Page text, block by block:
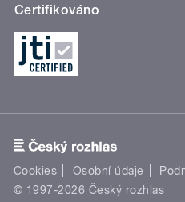
Certifikováno
Cookies Osobní údaje
© 1997-2026 Český rozhlas